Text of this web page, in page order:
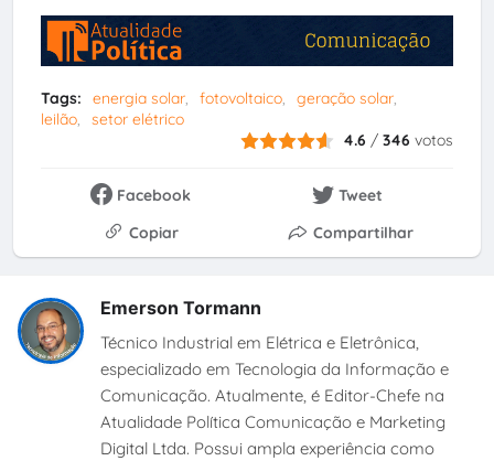
Tags: energia solar fotovoltaico
geração solar
leilão
setor elétrico
4.6 /346 votos
Facebook
Tweet
Copiar
Compartilhar
Emerson Tormann
Técnico Industrial em Elétrica e Eletrônica,
especializado em Tecnologia da Informação e
Comunicação. Atualmente, é Editor-Chefe na
Atualidade Política Comunicação e Marketing
Digital Ltda. Possui ampla experiência como